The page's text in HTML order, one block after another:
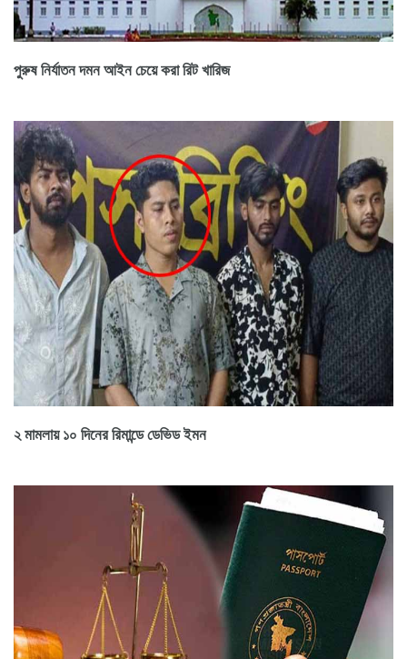
পুরুষ নির্যাতন দমন আইন চেয়ে করা রিট খারিজ
২ মামলায় ১০ দিনের রিমান্ডে ডেভিড ইমন